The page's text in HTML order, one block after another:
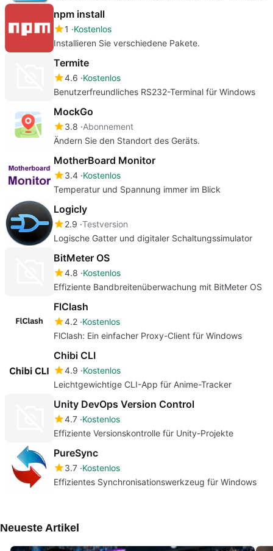
npm install
1
Kostenlos
Installieren Sie verschiedene Pakete.
Termite
4.6 Kostenlos
Benutzerfreundliches RS232-Terminal für Windows
MockGo
3.8 Abonnement
Ändern Sie den Standort des Geräts.
MotherBoard Monitor
3.4 Kostenlos
Temperatur und Spannung immer im Blick
Logicly
2.9 Testversion
Logische Gatter und digitaler Schaltungssimulator
BitMeter OS
4.8 Kostenlos
Effiziente Bandbreitenüberwachung mit BitMeter OS
FlClash
4.2 Kostenlos
FlClash: Ein einfacher Proxy-Client für Windows
Chibi CLI
4.9 Kostenlos
Leichtgewichtige CLI-App für Anime-Tracker
Unity DevOps Version Control
4.7 Kostenlos
Effiziente Versionskontrolle für Unity-Projekte
PureSync
3.7 Kostenlos
Effizientes Synchronisationswerkzeug für Windows
Neueste Artikel